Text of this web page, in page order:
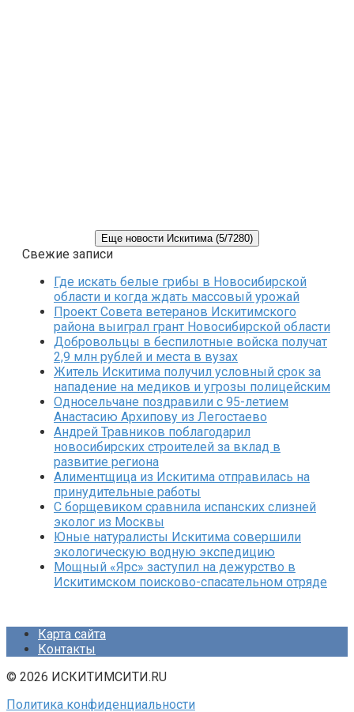
Еще новости Искитима (5/7280)
Свежие записи
Где искать белые грибы в Новосибирской
области и когда ждать массовый урожай
Проект Совета ветеранов Искитимского
района выиграл грант Новосибирской области
Добровольцы в беспилотные войска получат
2,9 млн рублей и места в вузах
Житель Искитима получил условный срок за
нападение на медиков и угрозы полицейским
Односельчане поздравили с 95-летием
Анастасию Архипову из Легостаево
Андрей Травников поблагодарил
новосибирских строителей за вклад в
развитие региона
Алиментщица из Искитима отправилась на
принудительные работы
С борщевиком сравнила испанских слизней
эколог из Москвы
Юные натуралисты Искитима совершили
экологическую водную экспедицию
Мощный «Ярс» заступил на дежурство в
Искитимском поисково-спасательном отряде
Карта сайта
Контакты
© 2026 ИСКИТИМСИТИ.RU
Политика конфиденциальности